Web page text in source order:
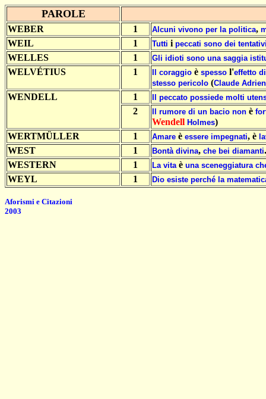
PAROLE
WEBER 1 Alcuni vivono per la politica,
WEIL 1 Tutti i peccati sono dei
WELLES 1 Gli idioti sono una saggia
WELVÉTIUS 1 coraggio è spesso l'effetto di
stesso pericolo (Claude Adrien
WENDELL 1 peccato possiede molti
2 rumore di un bacio non è
Wendell Holmes)
WERTMÜLLER
1 Amare è essere impegnati, è
WEST 1 Bontà divina, che bei diamanti
WESTERN
1 La vita è una sceneggiatura
WEYL 1 Dio esiste perché la
Aforismi e Citazioni
2003